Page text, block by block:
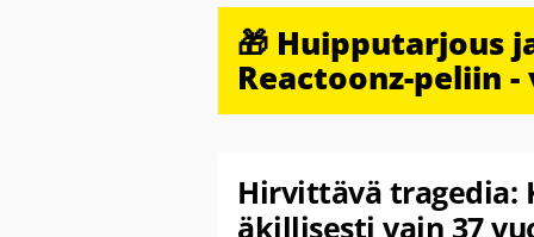
🎁 Huipputarjous
Reactoonz-peliin
Hirvittävä tragedia:
äkillisesti vain 37